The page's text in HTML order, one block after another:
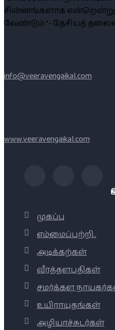
சின்னங்களாக
வேண்டும் ”- தேசியத்
info@veeravengaikal.com
www.veeravengaikal.com
முகப்பு
எம்மைப்பற்றி..
அடிக்கற்கள்
வீரத்தளபதிகள்
சமர்க்கள
உயிராயுதங்கள்
அழியாச்சுடர்கள்